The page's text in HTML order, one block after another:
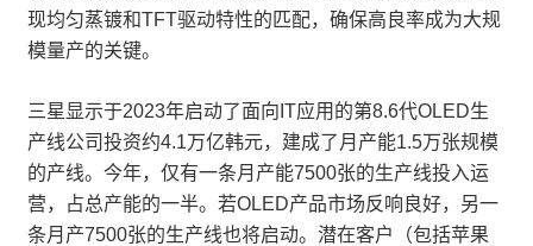
现均匀蒸镀和TFT驱动特性的匹配，确保高良率成为大规
模量产的关键。
三星显示于2023年启动了面向IT应用的第8.6代OLED生
产线公司投资约4.1万亿韩元，建成了月产能1.5万张规模
的产线。今年，仅有一条月产能7500张的生产线投入运
营，占总产能的一半。若OLED产品市场反响良好，另一
条月产7500张的生产线也将启动。潜在客户（包括苹果